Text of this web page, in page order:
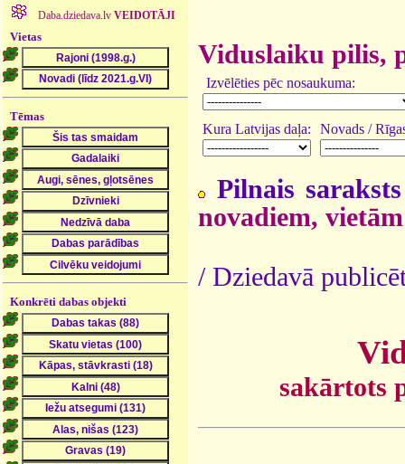
Daba.dziedava.lv VEIDOTĀJI
Vietas
Tēmas
Konkrēti dabas objekti
Viduslaiku pilis,
Izvēlēties pēc nosaukuma:
Kura Latvijas daļa: Novads /
Pilnais
novadiem, vietām
/ Dziedavā
sakārtots